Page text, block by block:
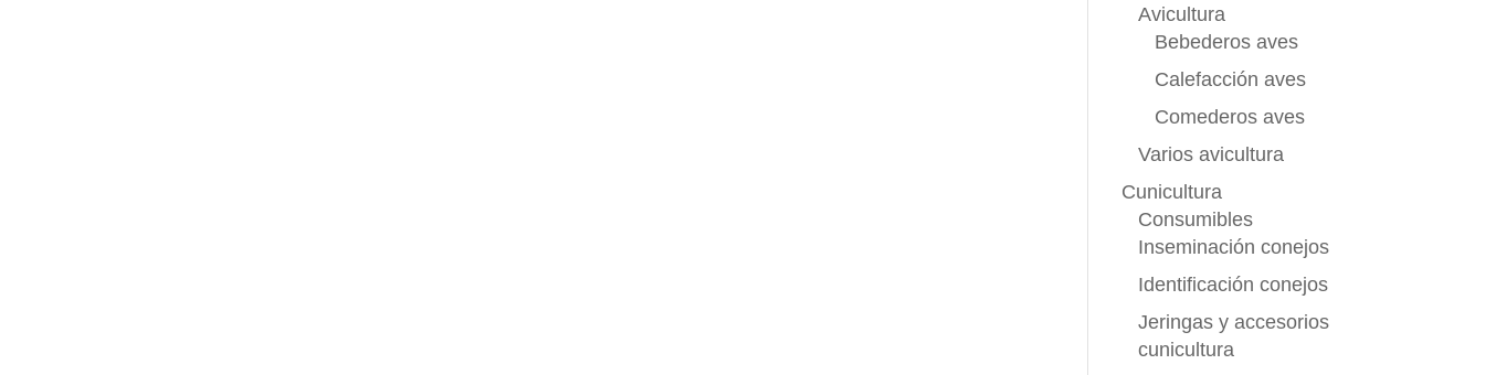
Avicultura
Bebederos aves
Calefacción aves
Comederos aves
Varios avicultura
Cunicultura
Consumibles
Inseminación conejos
Identificación conejos
Jeringas y accesorios
cunicultura